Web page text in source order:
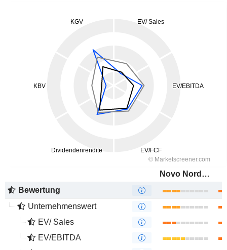
Novo Nordisk A/S
Bewertung
Unternehmenswert
EV/ Sales
EV/EBITDA